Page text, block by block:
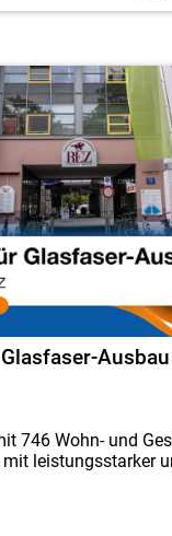
746 Wohn- und
leistungsstarker